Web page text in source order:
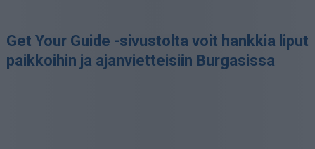
Get Your Guide -sivustolta voit hankkia liput
paikkoihin ja ajanvietteisiin Burgasissa